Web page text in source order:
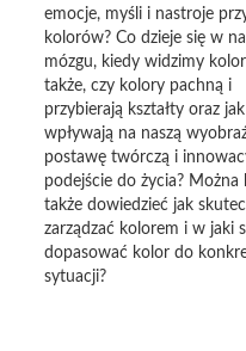
emocje, myśli i nastroje
kolorów? Co dzieje się w
mózgu, kiedy widzimy
także, czy kolory pachną i
przybierają kształty oraz jak
wpływają na naszą
postawę twórczą i
podejście do życia? Można
także dowiedzieć jak
zarządzać kolorem i w jaki
dopasować kolor do
sytuacji?